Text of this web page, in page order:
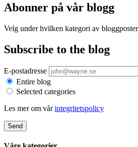
Abonner på vår blogg
Velg under hvilken kategori av
Subscribe to the blog
E-postadresse
Entire blog
Selected categories
Les mer om vårintegritetspolicy
Send